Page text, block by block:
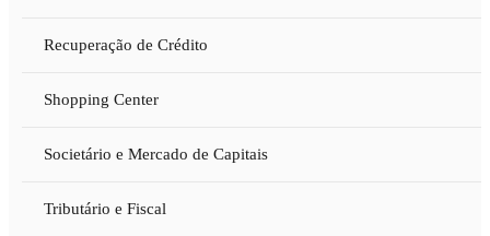
Recuperação de Crédito
Shopping Center
Societário e Mercado de Capitais
Tributário e Fiscal